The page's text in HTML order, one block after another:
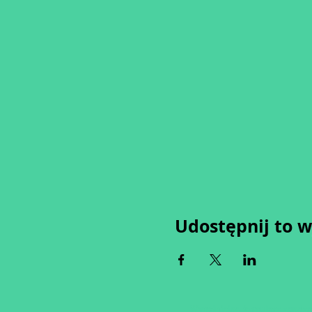
Udostępnij to